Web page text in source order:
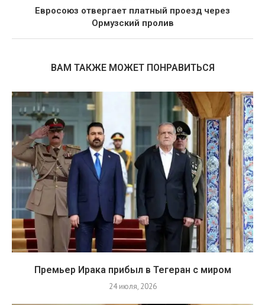
Евросоюз отвергает платный проезд через
Ормузский пролив
ВАМ ТАКЖЕ МОЖЕТ ПОНРАВИТЬСЯ
Премьер Ирака прибыл в Тегеран с миром
24 июля, 2026